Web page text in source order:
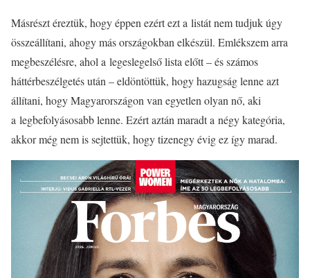
Másrészt éreztük, hogy éppen ezért ezt a listát nem tudjuk úgy
összeállítani, ahogy más országokban elkészül. Emlékszem arra
megbeszélésre, ahol a legeslegelső lista előtt – és számos
háttérbeszélgetés után – eldöntöttük, hogy hazugság lenne azt
állítani, hogy Magyarországon van egyetlen olyan nő, aki
a legbefolyásosabb lenne. Ezért aztán maradt a négy kategória,
akkor még nem is sejtettük, hogy tizenegy évig ez így marad.